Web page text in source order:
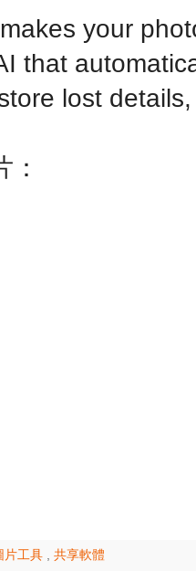
your
that
lost
片工具 共享軟體